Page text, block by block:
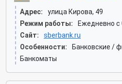
Адрес:
улица Кирова, 49
Режим работы:
Ежедневно с
Сайт:
sberbank.ru
Особенности:
Банковские /
Банкоматы